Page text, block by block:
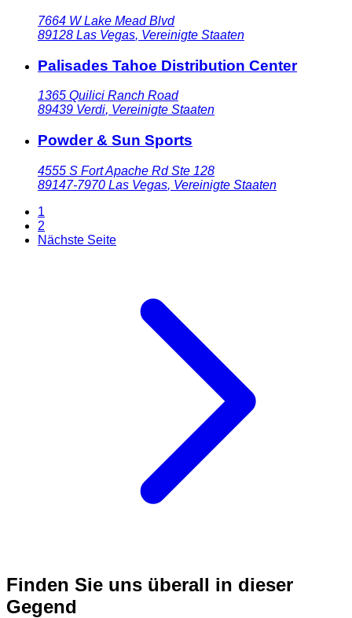
7664 W Lake Mead Blvd
89128 Las Vegas, Vereinigte Staaten
Palisades Tahoe Distribution Center
1365 Quilici Ranch Road
89439 Verdi, Vereinigte Staaten
Powder & Sun Sports
4555 S Fort Apache Rd Ste 128
89147-7970 Las Vegas, Vereinigte Staaten
1
2
Nächste Seite
Finden Sie uns überall in dieser
Gegend